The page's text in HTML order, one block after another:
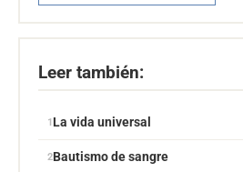
Leer también:
La vida universal
Bautismo de sangre